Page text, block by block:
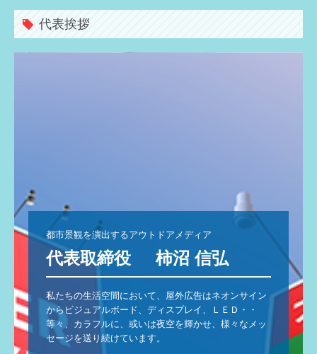
プライバシーポリシー
代表挨拶
都市景観を演出するアウトドアメディア
代表取締役     柿沼 信弘
私たちの生活空間において、屋外広告はネオンサイン
からビジュアルボード、ディスプレイ、ＬＥＤ・・
等々、カラフルに、或いは夜空を輝かせ、様々なメッ
セージを送り続けています。